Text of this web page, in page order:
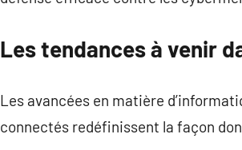
Les tendances à venir
Les avancées en matière
connectés redéfinissent la façon